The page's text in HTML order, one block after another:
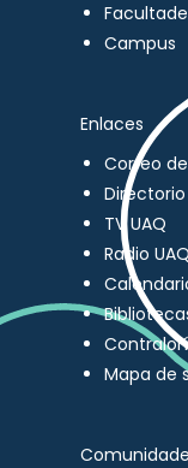
Campus
Enlaces
Correo
Directorio
TV UAQ
Radio UAQ
Mapa de